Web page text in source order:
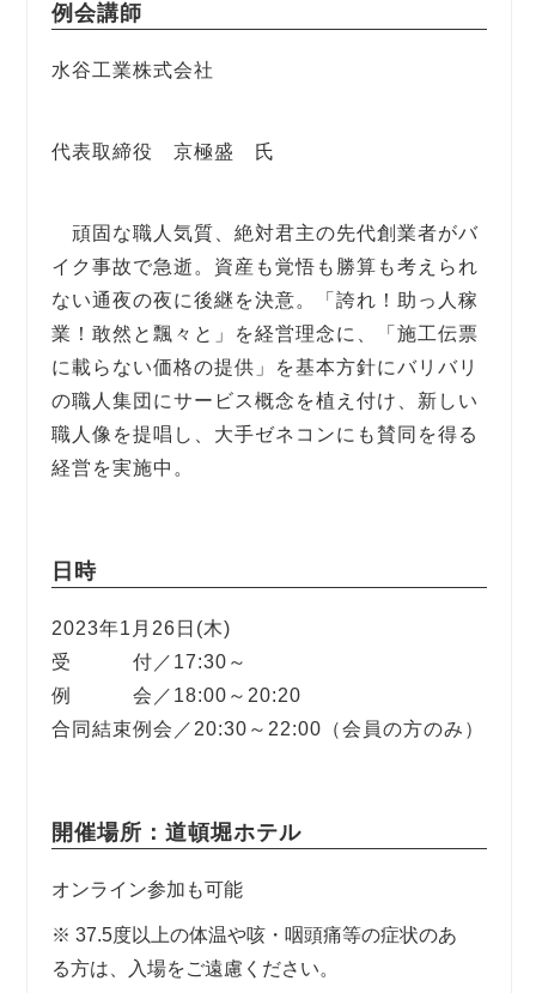
例会講師
水谷工業株式会社
代表取締役 京極盛 氏
頑固な職人気質、絶対君主の先代創業者がバ
イク事故で急逝。資産も覚悟も勝算も考えられ
ない通夜の夜に後継を決意。「誇れ！助っ人稼
業！敢然と飄々と」を経営理念に、「施工伝票
に載らない価格の提供」を基本方針にバリバリ
の職人集団にサービス概念を植え付け、新しい
職人像を提唱し、大手ゼネコンにも賛同を得る
経営を実施中。
日時
2023年1月26日(木)
受 付／17:30～
例 会／18:00～20:20
合同結束例会／20:30～22:00（会員の方のみ）
開催場所：道頓堀ホテル
オンライン参加も可能
※ 37.5度以上の体温や咳・咽頭痛等の症状のあ
る方は、入場をご遠慮ください。